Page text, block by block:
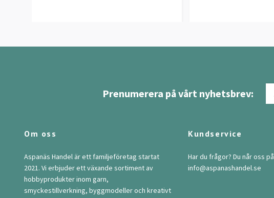
Prenumerera på vårt nyhetsbrev:
Om oss
Aspanäs Handel är ett familjeföretag startat
2021. Vi erbjuder ett växande sortiment av
hobbyprodukter inom garn,
smyckestillverkning, byggmodeller och kreativt
Kundservice
Har du frågor? Du når oss på
info@aspanashandel.se